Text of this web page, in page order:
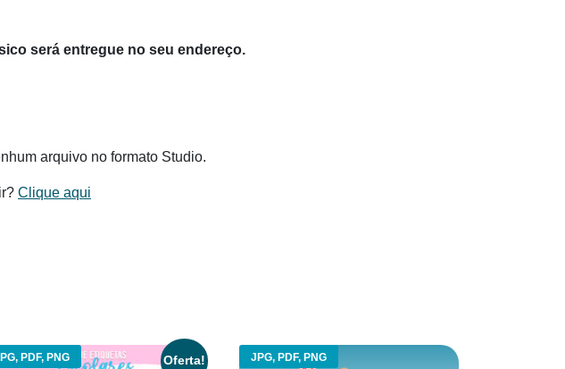
será entregue no seu endereço.
arquivo no formato Studio.
Clique aqui
PDF, PNG Oferta! JPG, PDF, PNG